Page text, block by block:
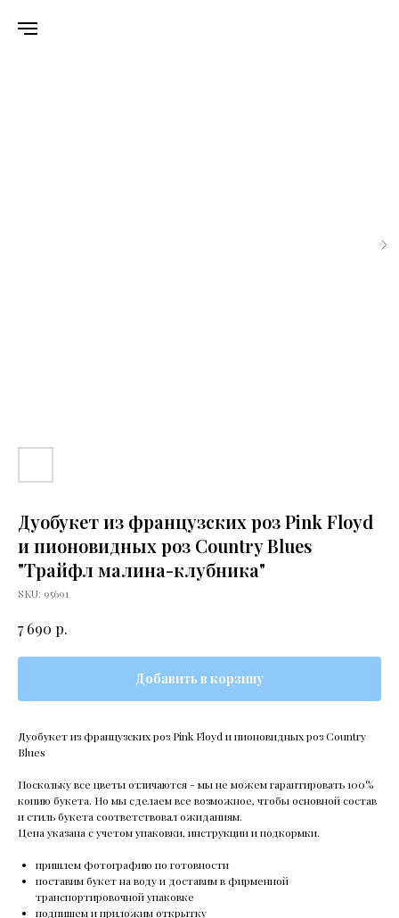
Дуобукет из французских роз Pink Floyd
и пионовидных роз Country Blues
"Трайфл малина-клубника"
SKU: 95691
7 690 р.
Добавить в корзину
Дуобукет из французских роз Pink Floyd и пионовидных роз Country
Blues
Поскольку все цветы отличаются - мы не можем гарантировать 100%
копию букета. Но мы сделаем все возможное, чтобы основной состав
и стиль букета соответствовал ожиданиям.
Цена указана с учетом упаковки, инструкции и подкормки.
пришлем фотографию по готовности
поставим букет на воду и доставим в фирменной
транспортировочной упаковке
подпишем и приложим открытку